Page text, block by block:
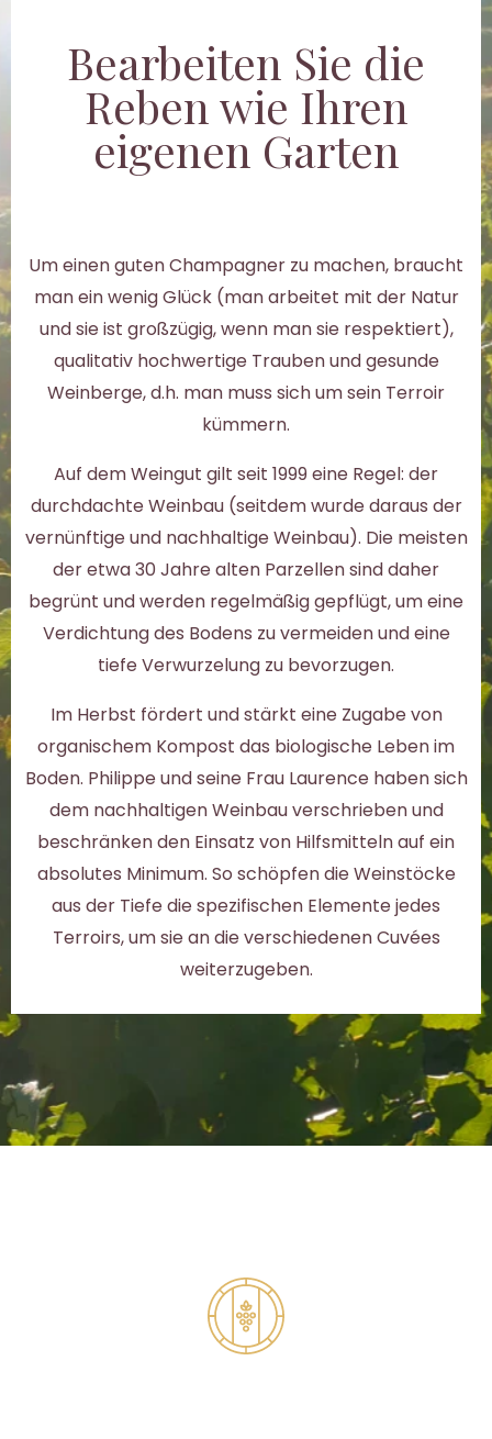
Bearbeiten Sie die
Reben wie Ihren
eigenen Garten
Um einen guten Champagner zu machen, braucht
man ein wenig Glück (man arbeitet mit der Natur
und sie ist großzügig, wenn man sie respektiert),
qualitativ hochwertige Trauben und gesunde
Weinberge, d.h. man muss sich um sein Terroir
kümmern.
Auf dem Weingut gilt seit 1999 eine Regel: der
durchdachte Weinbau (seitdem wurde daraus der
vernünftige und nachhaltige Weinbau). Die meisten
der etwa 30 Jahre alten Parzellen sind daher
begrünt und werden regelmäßig gepflügt, um eine
Verdichtung des Bodens zu vermeiden und eine
tiefe Verwurzelung zu bevorzugen.
Im Herbst fördert und stärkt eine Zugabe von
organischem Kompost das biologische Leben im
Boden. Philippe und seine Frau Laurence haben sich
dem nachhaltigen Weinbau verschrieben und
beschränken den Einsatz von Hilfsmitteln auf ein
absolutes Minimum. So schöpfen die Weinstöcke
aus der Tiefe die spezifischen Elemente jedes
Terroirs, um sie an die verschiedenen Cuvées
weiterzugeben.